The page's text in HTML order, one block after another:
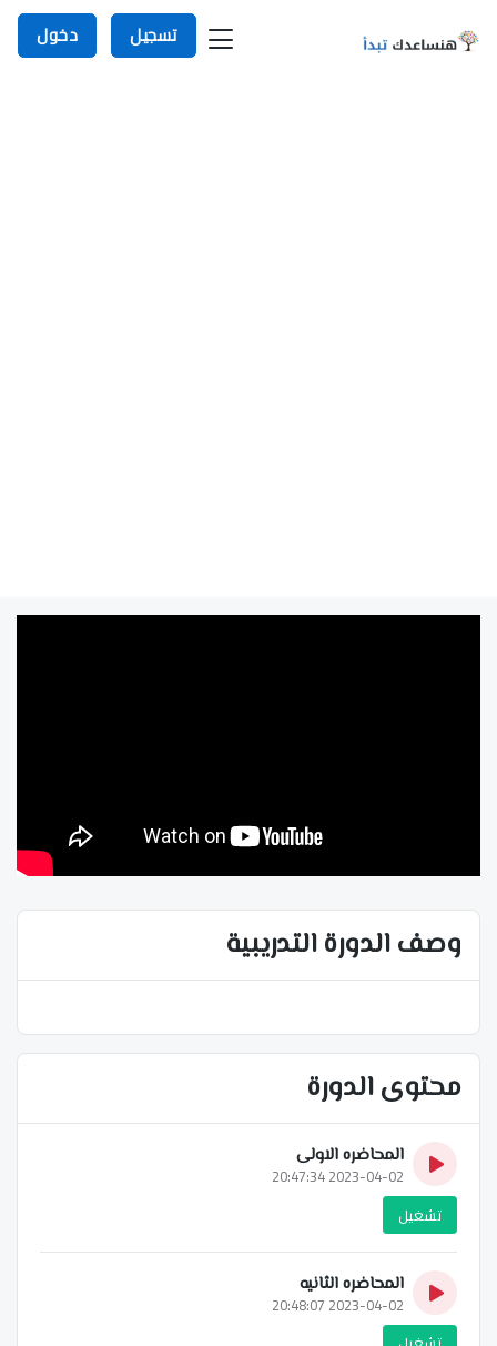
تسجيل دخول
وصف الدورة التدريبية
محتوى الدورة
المحاضره الاولى
2023-04-02 20:47:34
تشغيل
المحاضره الثانيه
2023-04-02 20:48:07